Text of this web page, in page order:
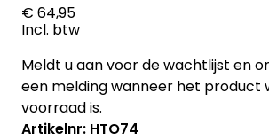
€ 64,95
Incl. btw
Meldt u aan voor de wachtlijst en
een melding wanneer het product
voorraad is.
Artikelnr: HTO74